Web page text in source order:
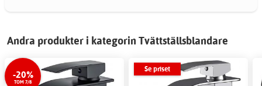
Andra produkter i kategorin Tvättställsblandare
-20%
TOM 7/8
Se priset